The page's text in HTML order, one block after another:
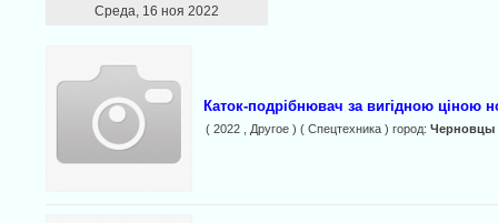
Среда, 16 ноя 2022
Каток-подрібнювач за вигідною ціною
( 2022 , Другое ) ( Спецтехника ) город: Черновцы